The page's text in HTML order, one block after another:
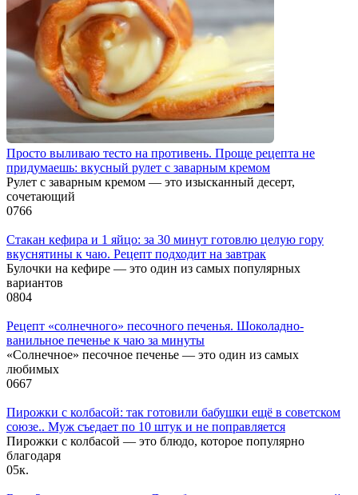
Просто выливаю тесто на противень. Проще рецепта не
придумаешь: вкусный рулет с заварным кремом
Рулет с заварным кремом — это изысканный десерт,
сочетающий
0766
Стакан кефира и 1 яйцо: за 30 минут готовлю целую гору
вкуснятины к чаю. Рецепт подходит на завтрак
Булочки на кефире — это один из самых популярных
вариантов
0804
Рецепт «солнечного» песочного печенья. Шоколадно-
ванильное печенье к чаю за минуты
«Солнечное» песочное печенье — это один из самых
любимых
0667
Пирожки с колбасой: так готовили бабушки ещё в советском
союзе.. Муж съедает по 10 штук и не поправляется
Пирожки с колбасой — это блюдо, которое популярно
благодаря
05к.